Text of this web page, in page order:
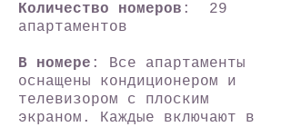
Количество номеров : 29
апартаментов
В номере : Все апартаменты
оснащены кондиционером и
телевизором с плоским
экраном. Каждые включают в